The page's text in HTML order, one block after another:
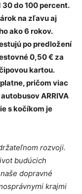
do 100 percent.
na zľavu aj
ako 6 rokov.
po predložení
0,50 € za
kartou.
pričom viac
ARRIVA
s kočíkom je
rozvoji.
budúcich
dopravné
krajmi